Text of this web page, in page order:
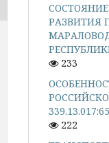
РАЗВИТИЯ
233
222